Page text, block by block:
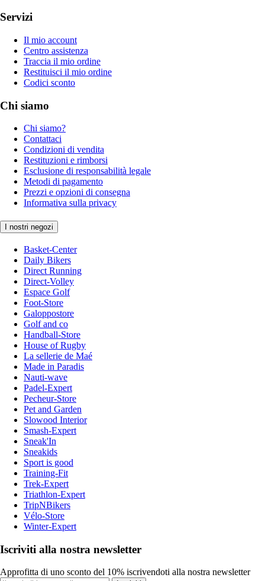
Servizi
Il mio account
Centro assistenza
Traccia il mio ordine
Restituisci il mio ordine
Codici sconto
Chi siamo
Chi siamo?
Contattaci
Condizioni di vendita
Restituzioni e rimborsi
Esclusione di responsabilità legale
Metodi di pagamento
Prezzi e opzioni di consegna
Informativa sulla privacy
I nostri negozi
Basket-Center
Daily Bikers
Direct Running
Direct-Volley
Espace Golf
Foot-Store
Galoppostore
Golf and co
Handball-Store
House of Rugby
La sellerie de Maé
Made in Paradis
Nauti-wave
Padel-Expert
Pecheur-Store
Pet and Garden
Slowood Interior
Smash-Expert
Sneak'In
Sneakids
Sport is good
Training-Fit
Trek-Expert
Triathlon-Expert
TripNBikers
Vélo-Store
Winter-Expert
Iscriviti alla nostra newsletter
Approfitta di uno sconto del 10% iscrivendoti alla nostra newsletter